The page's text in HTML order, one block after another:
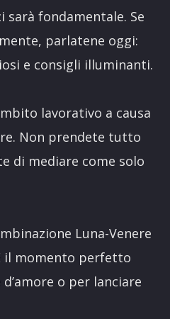
sarà fondamentale. Se
parlatene oggi:
e consigli illuminanti.
lavorativo a causa
Non prendete tutto
di mediare come solo
Luna-Venere
il momento perfetto
o per lanciare